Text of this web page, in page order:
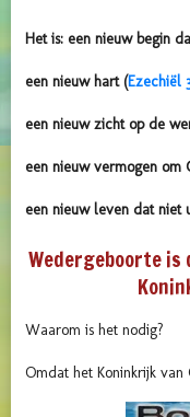
Het is: een nieuw begin
een nieuw hart (Ezechiël
een nieuw zicht op de
een nieuw vermogen om
een nieuw leven dat niet
Wedergeboorte is
Waarom is het nodig?
Omdat het Koninkrijk van